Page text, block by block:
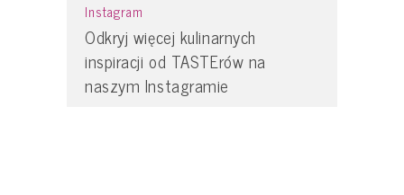
Instagram
Odkryj więcej kulinarnych
inspiracji od TASTErów na
naszym Instagramie